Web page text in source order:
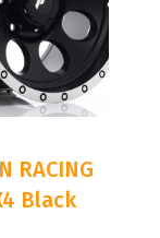
RACING
Black